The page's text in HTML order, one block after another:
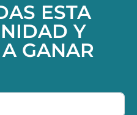
ESTA
Y
GANAR